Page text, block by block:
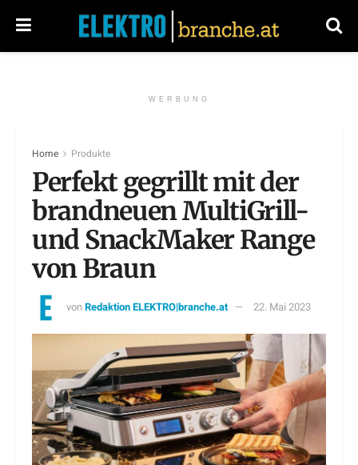
WERBUNG
Home Produkte
Perfekt gegrillt mit der
brandneuen MultiGrill-
und SnackMaker Range
von Braun
vonRedaktion ELEKTRO|branche.at 22. Mai 2023